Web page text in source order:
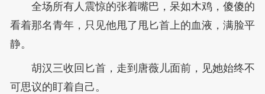
全场所有人震惊的张着嘴巴，呆如木鸡，傻傻的
看着那名青年，只见他甩了甩匕首上的血液，满脸平
静。
胡汉三收回匕首，走到唐薇儿面前，见她始终不
可思议的盯着自己。